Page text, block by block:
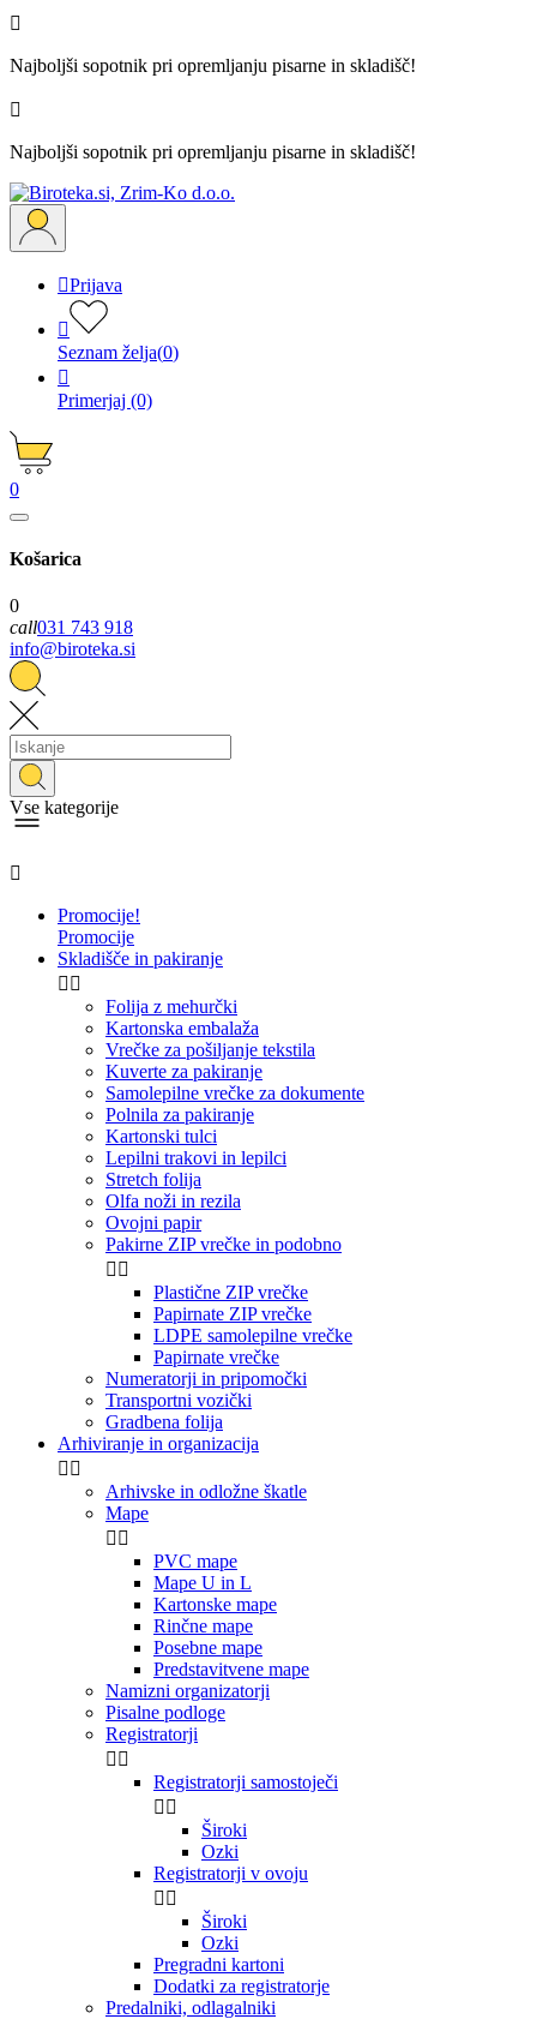

Najboljši sopotnik pri opremljanju pisarne in skladišč!

Najboljši sopotnik pri opremljanju pisarne in skladišč!
Prijava

Seznam želja(0)

Primerjaj (0)
0
Košarica
0
call031 743 918
info@biroteka.si
Vse kategorije

Promocije!
Promocije
Skladišče in pakiranje
 
Folija z mehurčki
Kartonska embalaža
Vrečke za pošiljanje tekstila
Kuverte za pakiranje
Samolepilne vrečke za dokumente
Polnila za pakiranje
Kartonski tulci
Lepilni trakovi in lepilci
Stretch folija
Olfa noži in rezila
Ovojni papir
Pakirne ZIP vrečke in podobno
 
Plastične ZIP vrečke
Papirnate ZIP vrečke
LDPE samolepilne vrečke
Papirnate vrečke
Numeratorji in pripomočki
Transportni vozički
Gradbena folija
Arhiviranje in organizacija
 
Arhivske in odložne škatle
Mape
 
PVC mape
Mape U in L
Kartonske mape
Rinčne mape
Posebne mape
Predstavitvene mape
Namizni organizatorji
Pisalne podloge
Registratorji
 
Registratorji samostoječi
 
Široki
Ozki
Registratorji v ovoju
 
Široki
Ozki
Pregradni kartoni
Dodatki za registratorje
Predalniki, odlagalniki